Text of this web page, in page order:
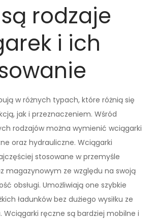
rodzaje
i ich
w różnych typach, które różnią się
jak i przeznaczeniem. Wśród
rodzajów można wymienić wciągarki
oraz hydrauliczne. Wciągarki
stosowane w przemyśle
magazynowym ze względu na swoją
obsługi. Umożliwiają one szybkie
ładunków bez dużiego wysiłku ze
ręczne są bardziej mobilne i